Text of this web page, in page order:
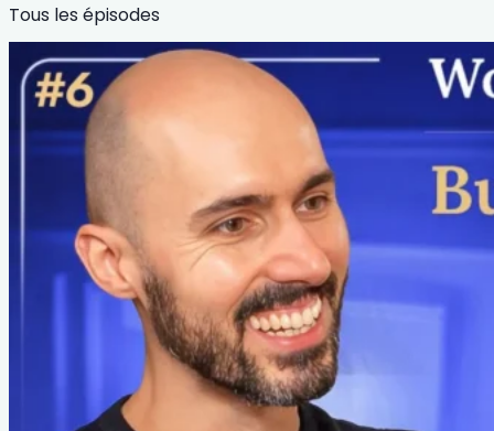
Tous les épisodes